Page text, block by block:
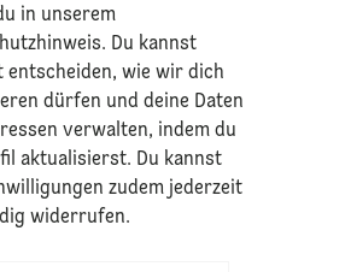
in unserem
. Du kannst
entscheiden, wie wir dich
dürfen und deine Daten
verwalten, indem du
aktualisierst. Du kannst
zudem jederzeit
widerrufen.